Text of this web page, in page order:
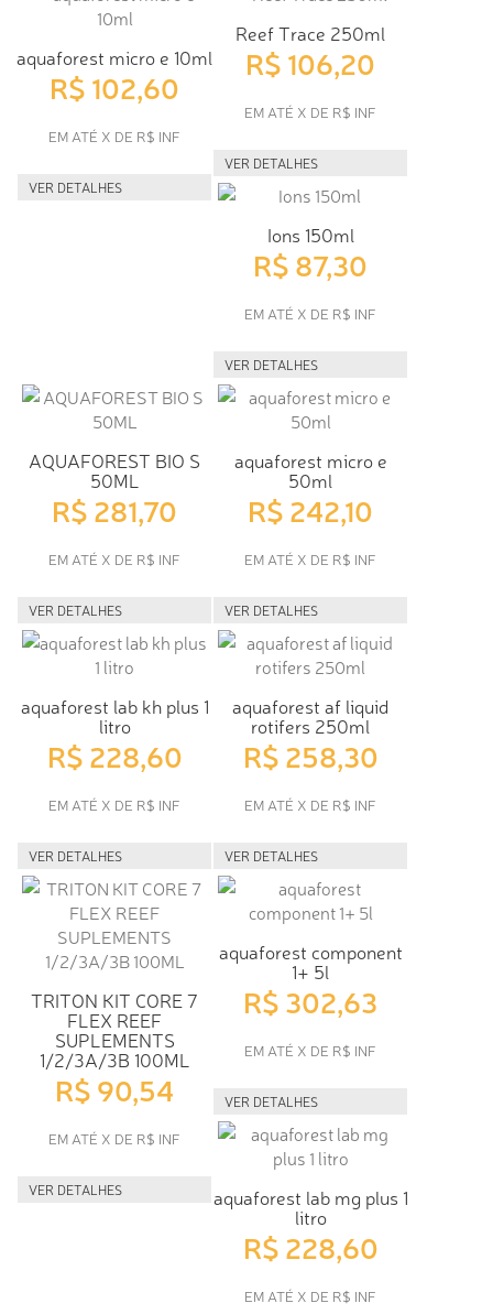
aquaforest micro e 10ml
R$ 102,60
EM ATÉ X DE R$ INF
VER DETALHES
Reef Trace 250ml
R$ 106,20
EM ATÉ X DE R$ INF
VER DETALHES
Ions 150ml
R$ 87,30
EM ATÉ X DE R$ INF
VER DETALHES
AQUAFOREST BIO S
50ML
R$ 281,70
EM ATÉ X DE R$ INF
VER DETALHES
aquaforest micro e
50ml
R$ 242,10
EM ATÉ X DE R$ INF
VER DETALHES
aquaforest lab kh plus 1
litro
R$ 228,60
EM ATÉ X DE R$ INF
VER DETALHES
aquaforest af liquid
rotifers 250ml
R$ 258,30
EM ATÉ X DE R$ INF
VER DETALHES
TRITON KIT CORE 7
FLEX REEF
SUPLEMENTS
1/2/3A/3B 100ML
R$ 90,54
EM ATÉ X DE R$ INF
VER DETALHES
aquaforest component
1+ 5l
R$ 302,63
EM ATÉ X DE R$ INF
VER DETALHES
aquaforest lab mg plus 1
litro
R$ 228,60
EM ATÉ X DE R$ INF